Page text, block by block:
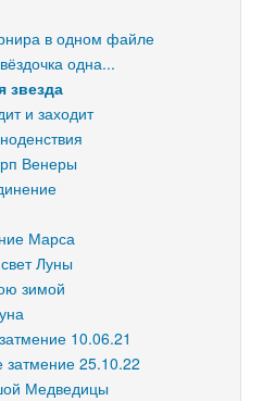
в одном файле
одна...
звезда
и заходит
Венеры
Марса
Луны
зимой
10.06.21
25.10.22
Медведицы